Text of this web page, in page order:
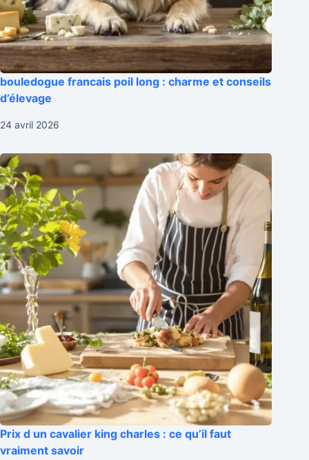
bouledogue francais poil long : charme et conseils
d’élevage
24 avril 2026
Prix d un cavalier king charles : ce qu’il faut
vraiment savoir